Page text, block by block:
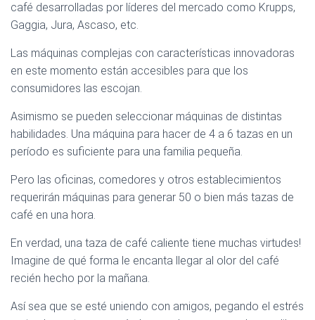
café desarrolladas por líderes del mercado como Krupps,
Gaggia, Jura, Ascaso, etc.
Las máquinas complejas con características innovadoras
en este momento están accesibles para que los
consumidores las escojan.
Asimismo se pueden seleccionar máquinas de distintas
habilidades. Una máquina para hacer de 4 a 6 tazas en un
período es suficiente para una familia pequeña.
Pero las oficinas, comedores y otros establecimientos
requerirán máquinas para generar 50 o bien más tazas de
café en una hora.
En verdad, una taza de café caliente tiene muchas virtudes!
Imagine de qué forma le encanta llegar al olor del café
recién hecho por la mañana.
Así sea que se esté uniendo con amigos, pegando el estrés